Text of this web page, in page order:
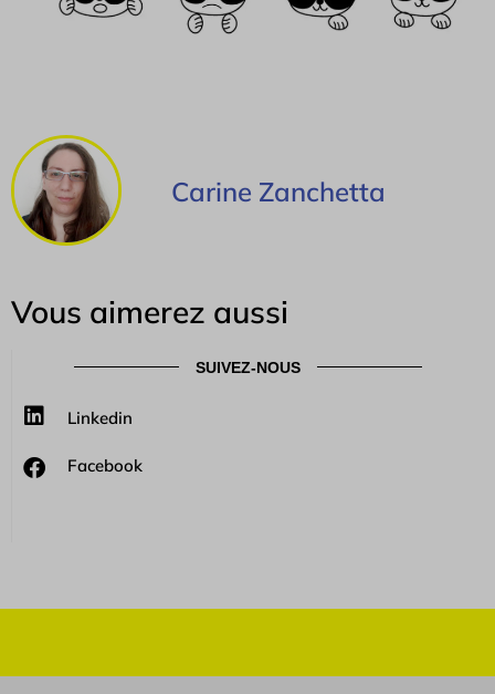
Carine Zanchetta
Vous aimerez aussi
SUIVEZ-NOUS
Linkedin
Facebook